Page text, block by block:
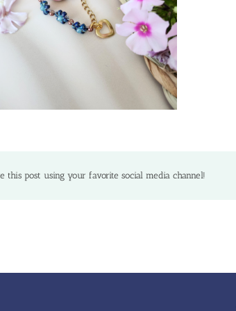
this post using your favorite social media channel!